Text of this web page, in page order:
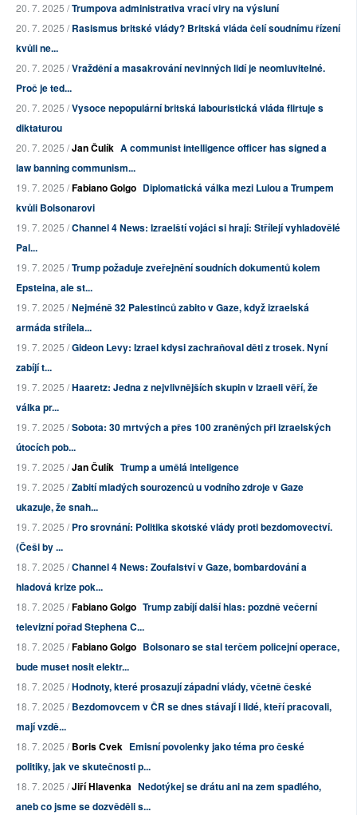
20. 7. 2025 /Trumpova administrativa vrací viry na výsluní
20. 7. 2025 /Rasismus britské vlády? Britská vláda čelí soudnímu řízení
kvůli ne...
20. 7. 2025 /Vraždění a masakrování nevinných lidí je neomluvitelné.
Proč je ted...
20. 7. 2025 /Vysoce nepopulární britská labouristická vláda flirtuje s
diktaturou
20. 7. 2025 /Jan Čulík A communist intelligence officer has signed a
law banning communism...
19. 7. 2025 /Fabiano Golgo Diplomatická válka mezi Lulou a Trumpem
kvůli Bolsonarovi
19. 7. 2025 /Channel 4 News: Izraelští vojáci si hrají: Střílejí vyhladovělé
Pal...
19. 7. 2025 /Trump požaduje zveřejnění soudních dokumentů kolem
Epsteina, ale st...
19. 7. 2025 /Nejméně 32 Palestinců zabito v Gaze, když izraelská
armáda střílela...
19. 7. 2025 /Gideon Levy: Izrael kdysi zachraňoval děti z trosek. Nyní
zabíjí t...
19. 7. 2025 /Haaretz: Jedna z nejvlivnějších skupin v Izraeli věří, že
válka pr...
19. 7. 2025 /Sobota: 30 mrtvých a přes 100 zraněných při izraelských
útocích pob...
19. 7. 2025 /Jan Čulík Trump a umělá inteligence
19. 7. 2025 /Zabití mladých sourozenců u vodního zdroje v Gaze
ukazuje, že snah...
19. 7. 2025 /Pro srovnání: Politika skotské vlády proti bezdomovectví.
(Češi by ...
18. 7. 2025 /Channel 4 News: Zoufalství v Gaze, bombardování a
hladová krize pok...
18. 7. 2025 /Fabiano Golgo Trump zabíjí další hlas: pozdně večerní
televizní pořad Stephena C...
18. 7. 2025 /Fabiano Golgo Bolsonaro se stal terčem policejní operace,
bude muset nosit elektr...
18. 7. 2025 /Hodnoty, které prosazují západní vlády, včetně české
18. 7. 2025 /Bezdomovcem v ČR se dnes stávají i lidé, kteří pracovali,
mají vzdě...
18. 7. 2025 /Boris Cvek Emisní povolenky jako téma pro české
politiky, jak ve skutečnosti p...
18. 7. 2025 /Jiří Hlavenka Nedotýkej se drátu ani na zem spadlého,
aneb co jsme se dozvěděli s...